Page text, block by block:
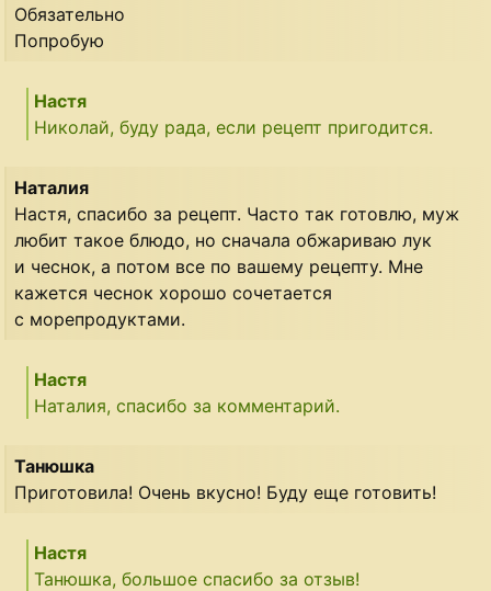
Обязательно
Попробую
Настя
Николай, буду рада, если рецепт пригодится.
Наталия
Настя, спасибо за рецепт. Часто так готовлю, муж
любит такое блюдо, но сначала обжариваю лук
и чеснок, а потом все по вашему рецепту. Мне
кажется чеснок хорошо сочетается
с морепродуктами.
Настя
Наталия, спасибо за комментарий.
Танюшка
Приготовила! Очень вкусно! Буду еще готовить!
Настя
Танюшка, большое спасибо за отзыв!